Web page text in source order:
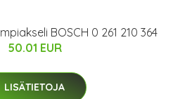
BOSCH 0 261 210 364
50.01 EUR
LISÄTIETOJA